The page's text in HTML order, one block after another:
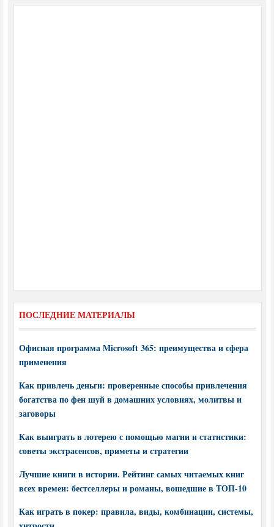
ПОСЛЕДНИЕ МАТЕРИАЛЫ
Офисная программа Microsoft 365: преимущества и сфера
применения
Как привлечь деньги: проверенные способы привлечения
богатства по фен шуй в домашних условиях, молитвы и
заговоры
Как выиграть в лотерею с помощью магии и статистики:
советы экстрасенсов, приметы и стратегии
Лучшие книги в истории. Рейтинг самых читаемых книг
всех времен: бестселлеры и романы, вошедшие в ТОП-10
Как играть в покер: правила, виды, комбинации, системы,